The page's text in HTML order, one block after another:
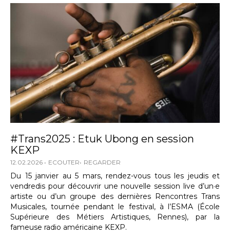
#Trans2025 : Etuk Ubong en session
KEXP
12.02.2026 ECOUTER REGARDER
Du 15 janvier au 5 mars, rendez-vous tous les jeudis et
vendredis pour découvrir une nouvelle session live d’un·e
artiste ou d’un groupe des dernières Rencontres Trans
Musicales, tournée pendant le festival, à l’ESMA (École
Supérieure des Métiers Artistiques, Rennes), par la
fameuse radio américaine KEXP.